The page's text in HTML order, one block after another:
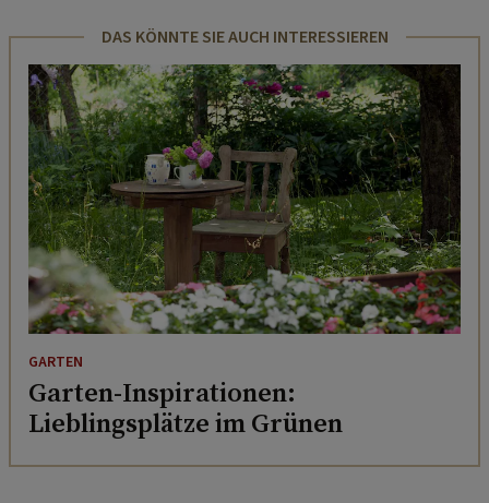
DAS KÖNNTE SIE AUCH INTERESSIEREN
GARTEN
Garten-Inspirationen:
Lieblingsplätze im Grünen